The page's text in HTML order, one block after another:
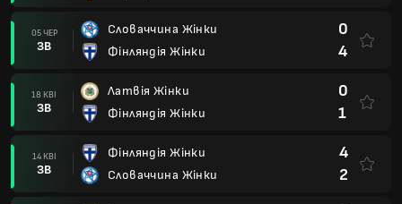
05 ЧЕР
ЗВ
Словаччина Жінки
Фінляндія Жінки
0
4
18 КВІ
ЗВ
Латвія Жінки
Фінляндія Жінки
0
1
14 КВІ
ЗВ
Фінляндія Жінки
Словаччина Жінки
4
2